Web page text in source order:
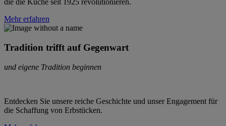
die die Küche seit 1925 revolutionieren.
Mehr erfahren
Tradition trifft auf Gegenwart
und eigene Tradition beginnen
Entdecken Sie unsere reiche Geschichte und unser Engagement für
die Schaffung von Erbstücken.